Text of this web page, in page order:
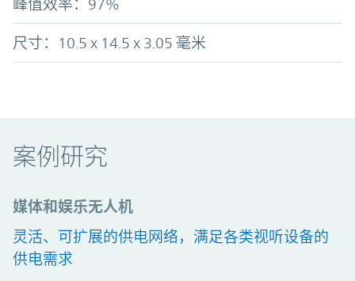
峰值效率： 97%
尺寸：10.5 x 14.5 x 3.05 毫米
案例研究
媒体和娱乐无人机
灵活、可扩展的供电网络，满足各类视听设备的
供电需求